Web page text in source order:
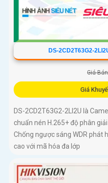
DS-2CD2T63G2-
Giá
Giá
DS-2CD2T63G2-2LI2U là
chuẩn nén H.265+ độ phân
Chống ngược sáng WDR phát
cao với mã hóa đa lớp